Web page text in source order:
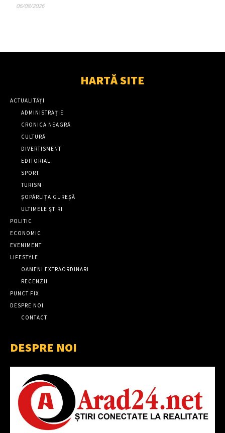
06/08/2026
HARTĂ SITE
ACTUALITĂȚI
ADMINISTRAȚIE
CRONICA NEAGRĂ
CULTURĂ
DIVERTISMENT
EDITORIAL
SPORT
TURISM
ȘOPÂRLIȚA GUREȘĂ
ULTIMELE ȘTIRI
POLITIC
ECONOMIC
EVENIMENT
LIFESTYLE
OAMENI EXTRAORDINARI
RECENZII
PUNCT FIX
DESPRE NOI
CONTACT
DESPRE NOI